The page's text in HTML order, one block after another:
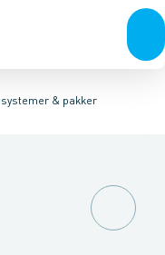
& ventiler
Brusere
& pakker
Brusestænger